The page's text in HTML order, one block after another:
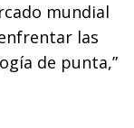
mundial
las
de punta,”